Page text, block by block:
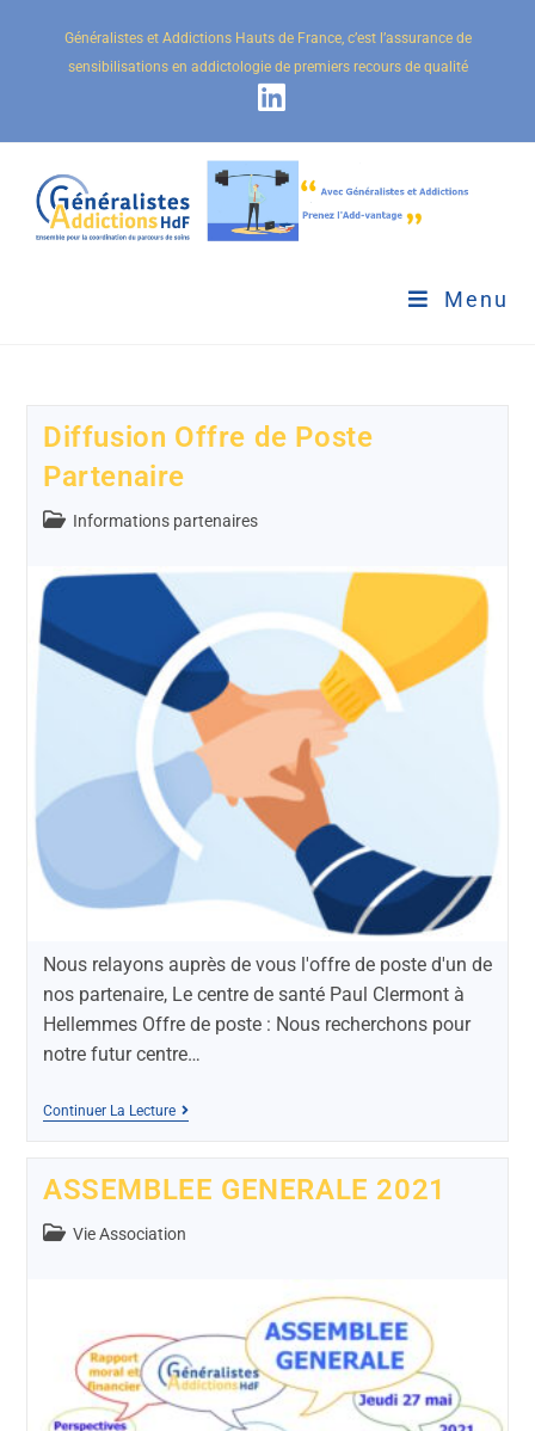
Généralistes et Addictions Hauts de France, c’est l’assurance de
sensibilisations en addictologie de premiers recours de qualité
Menu
Diffusion Offre de Poste
Partenaire
Informations partenaires
Nous relayons auprès de vous l'offre de poste d'un de
nos partenaire, Le centre de santé Paul Clermont à
Hellemmes Offre de poste : Nous recherchons pour
notre futur centre…
Continuer La Lecture
ASSEMBLEE GENERALE 2021
Vie Association